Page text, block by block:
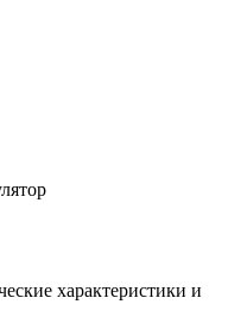
характеристики и